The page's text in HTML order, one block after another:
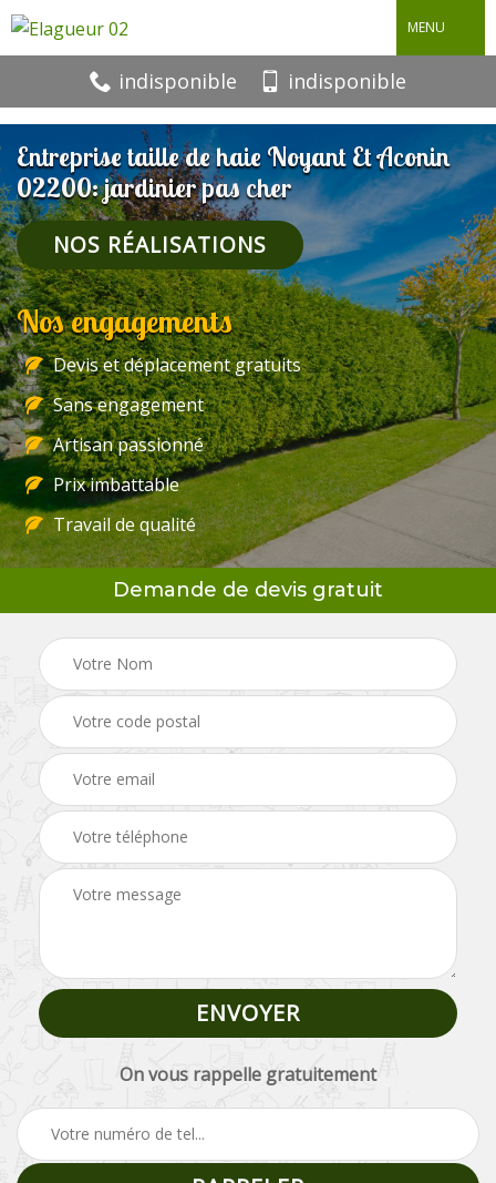
MENU
indisponible indisponible
Entreprise taille de haie Noyant Et Aconin
02200: jardinier pas cher
NOS RÉALISATIONS
Nos engagements
Devis et déplacement gratuits
Sans engagement
Artisan passionné
Prix imbattable
Travail de qualité
Demande de devis gratuit
On vous rappelle gratuitement